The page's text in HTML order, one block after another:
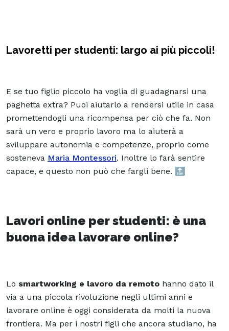
Lavoretti per studenti: largo ai più piccoli!
E se tuo figlio piccolo ha voglia di guadagnarsi una
paghetta extra? Puoi aiutarlo a rendersi utile in casa
promettendogli una ricompensa per ciò che fa. Non
sarà un vero e proprio lavoro ma lo aiuterà a
sviluppare autonomia e competenze, proprio come
sosteneva Maria Montessori. Inoltre lo farà sentire
capace, e questo non può che fargli bene. 🔝
Lavori online per studenti: è una
buona idea lavorare online?
Lo smartworking e lavoro da remoto hanno dato il
via a una piccola rivoluzione negli ultimi anni e
lavorare online è oggi considerata da molti la nuova
frontiera. Ma per i nostri figli che ancora studiano, ha